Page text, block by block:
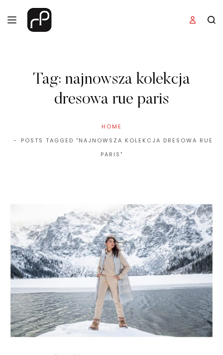
Tag: najnowsza kolekcja
dresowa rue paris
HOME
POSTS TAGGED "NAJNOWSZA KOLEKCJA DRESOWA RUE
PARIS"